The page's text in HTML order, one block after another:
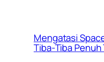
Mengatasi
Tiba-Tiba Penuh